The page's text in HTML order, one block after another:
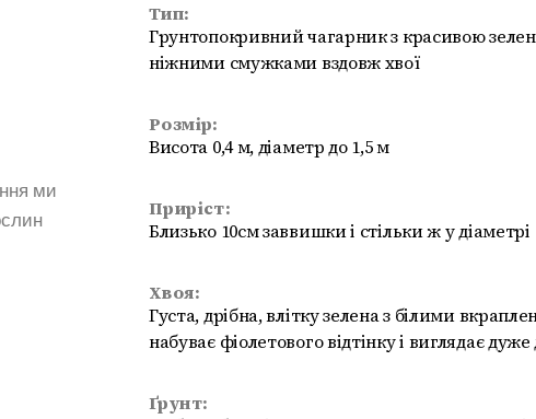
ми
Тип:
Грунтопокривний чагарник з красивою
ніжними смужками вздовж хвої
Розмір:
Висота 0,4 м, діаметр до 1,5 м
Приріст:
Близько 10см заввишки і стільки ж у діаметрі
Хвоя:
Густа, дрібна, влітку зелена з білими
набуває фіолетового відтінку і виглядає
Ґрунт: